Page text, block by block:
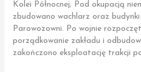
Kolei Północnej; Pod okupacją
zbudowano wachlarz oraz
Parowozowni. Po wojnie
porządkowanie zakładu i
zakończono eksploatację trakcji